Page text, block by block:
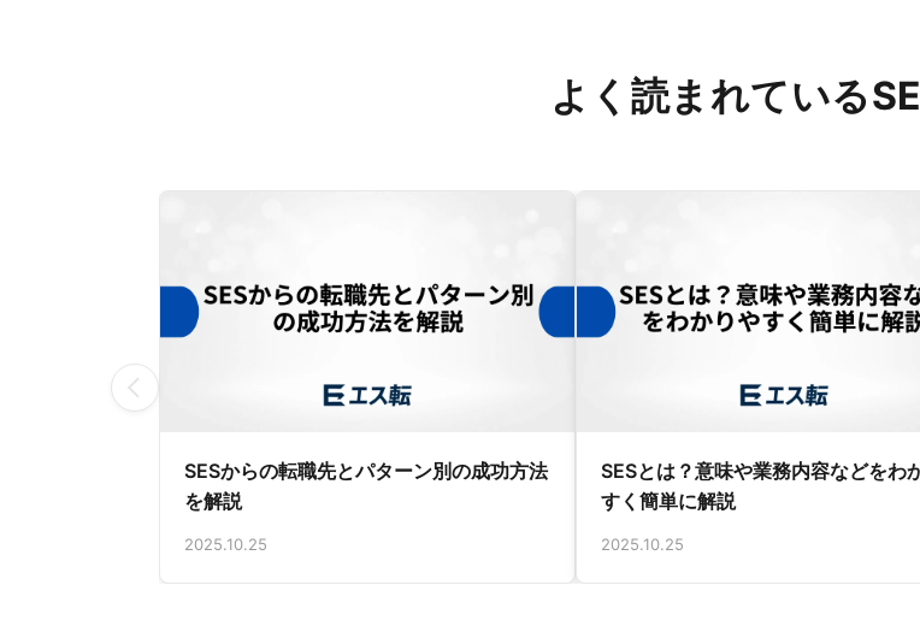
よく読まれている
SESからの転職先とパターン別の成功方法
を解説
2025.10.25
SESとは？意味や業務内容などをわ
すく簡単に解説
2025.10.25